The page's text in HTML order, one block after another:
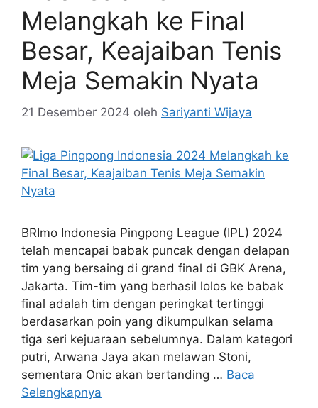
Melangkah ke Final
Besar, Keajaiban Tenis
Meja Semakin Nyata
21 Desember 2024 oleh Sariyanti Wijaya
BRImo Indonesia Pingpong League (IPL) 2024
telah mencapai babak puncak dengan delapan
tim yang bersaing di grand final di GBK Arena,
Jakarta. Tim-tim yang berhasil lolos ke babak
final adalah tim dengan peringkat tertinggi
berdasarkan poin yang dikumpulkan selama
tiga seri kejuaraan sebelumnya. Dalam kategori
putri, Arwana Jaya akan melawan Stoni,
sementara Onic akan bertanding … Baca
Selengkapnya